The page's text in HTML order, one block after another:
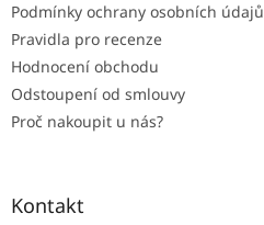
Podmínky ochrany osobních údajů
Pravidla pro recenze
Hodnocení obchodu
Odstoupení od smlouvy
Proč nakoupit u nás?
Kontakt